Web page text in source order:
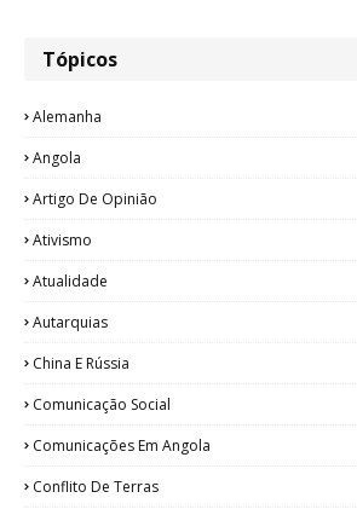
Tópicos
Alemanha
Angola
Artigo De Opinião
Ativismo
Atualidade
Autarquias
China E Rússia
Comunicação Social
Comunicações Em Angola
Conflito De Terras